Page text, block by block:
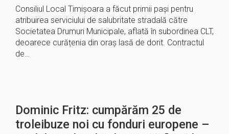
Consiliul Local Timișoara a făcut primii pași pentru
atribuirea serviciului de salubritate stradală către
Societatea Drumuri Municipale, aflată în subordinea CLT,
deoarece curățenia din oraș lasă de dorit. Contractul
de…
Dominic Fritz: cumpărăm 25 de
troleibuze noi cu fonduri europene –